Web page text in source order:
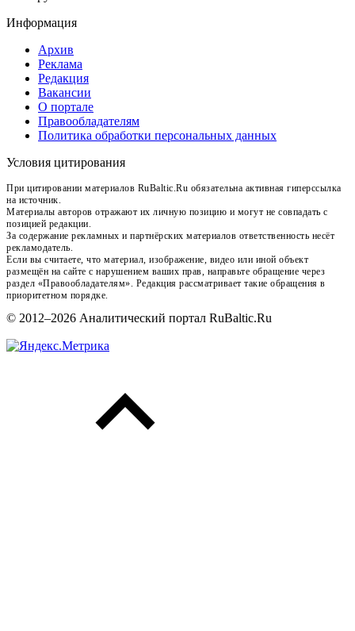
Информация
Архив
Реклама
Редакция
Вакансии
О портале
Правообладателям
Политика обработки персональных данных
Условия цитирования
При цитировании материалов RuBaltic.Ru обязательна активная гиперссылка
на источник.
Материалы авторов отражают их личную позицию и могут не совпадать с
позицией редакции.
За содержание рекламных и партнёрских материалов ответственность несёт
рекламодатель.
Если вы считаете, что материал, изображение, видео или иной объект
размещён на сайте с нарушением ваших прав, направьте обращение через
раздел «Правообладателям». Редакция рассматривает такие обращения в
приоритетном порядке.
© 2012–2026 Аналитический портал RuBaltic.Ru